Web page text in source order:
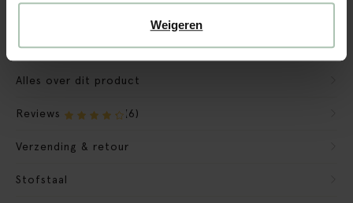
Weigeren
Alles over dit product
Reviews (6)
Verzending & retour
Stofstaal